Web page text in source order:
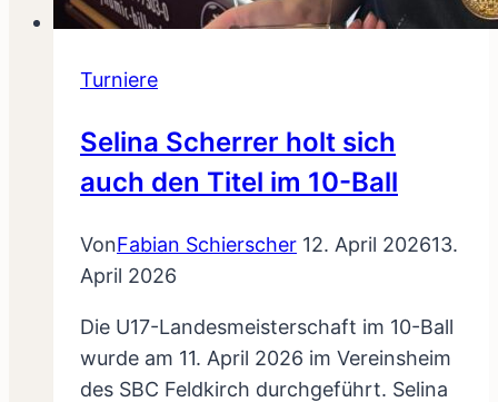
Turniere
Selina Scherrer holt sich
auch den Titel im 10-Ball
VonFabian Schierscher 12. April 202613.
April 2026
Die U17-Landesmeisterschaft im 10-Ball
wurde am 11. April 2026 im Vereinsheim
des SBC Feldkirch durchgeführt. Selina